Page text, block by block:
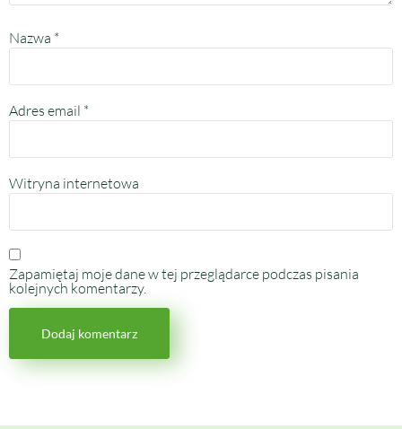
Nazwa *
Adres email *
Witryna internetowa
Zapamiętaj moje dane w tej przeglądarce podczas pisania
kolejnych komentarzy.